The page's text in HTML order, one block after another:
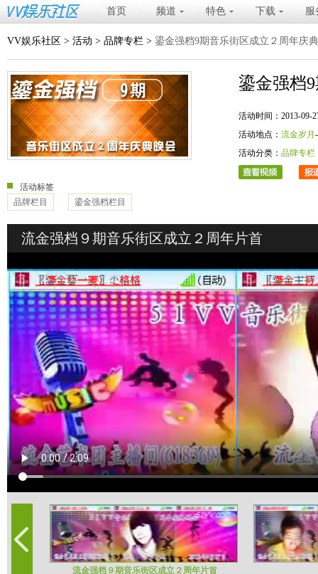
首页 频道 特色 下载 服
VV娱乐社区 > 活动 > 品牌专栏 > 鎏金强档9期音乐街区成立２周年庆
鎏金强档
活动时间：2013-09-
活动地点： 流金岁月
活动分类： 品牌专栏
活动标签
品牌栏目
鎏金强档栏目
流金强档９期音乐街区成立２周年片首
流金强档９期音乐街区成立２周年片首